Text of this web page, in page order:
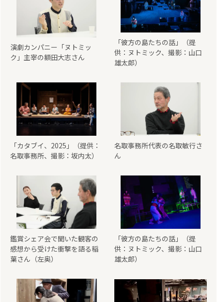
演劇カンパニー「ヌトミッ
ク」主宰の額田大志さん
「彼方の島たちの話」（提
供：ヌトミック、撮影：山口
雄太郎）
「カタブイ、2025」（提供：
名取事務所、撮影：坂内太）
名取事務所代表の名取敏行さ
ん
鑑賞シェア会で聞いた観客の
感想から受けた衝撃を語る稲
葉さん（左奥）
「彼方の島たちの話」（提
供：ヌトミック、撮影：山口
雄太郎）